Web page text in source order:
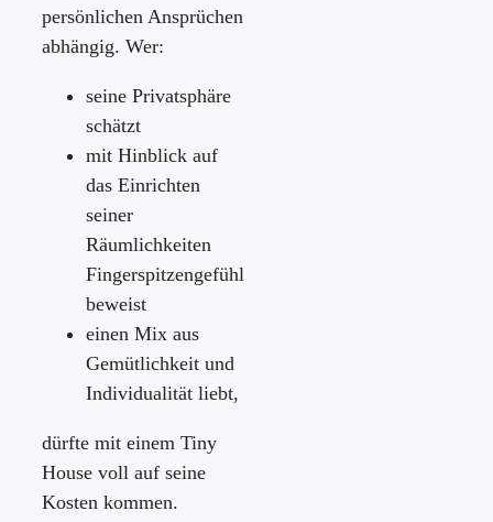
persönlichen Ansprüchen
abhängig. Wer:
seine Privatsphäre
schätzt
mit Hinblick auf
das Einrichten
seiner
Räumlichkeiten
Fingerspitzengefühl
beweist
einen Mix aus
Gemütlichkeit und
Individualität liebt,
dürfte mit einem Tiny
House voll auf seine
Kosten kommen.